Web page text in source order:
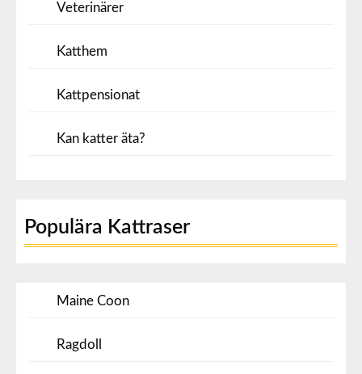
Veterinärer
Katthem
Kattpensionat
Kan katter äta?
Populära Kattraser
Maine Coon
Ragdoll